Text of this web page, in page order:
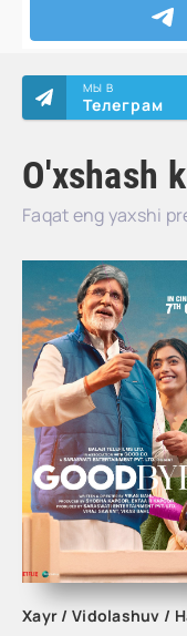
O'xshash
Faqat eng yaxshi
МЫ В
Телеграм
Xayr / Vidolashuv /